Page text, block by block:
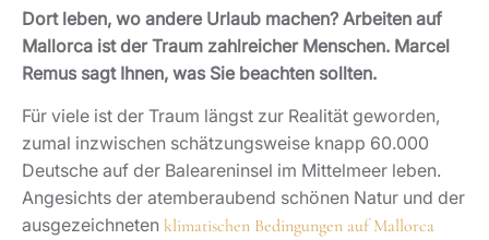
Dort leben, wo andere Urlaub machen? Arbeiten auf
Mallorca ist der Traum zahlreicher Menschen. Marcel
Remus sagt Ihnen, was Sie beachten sollten.
Für viele ist der Traum längst zur Realität geworden,
zumal inzwischen schätzungsweise knapp 60.000
Deutsche auf der Baleareninsel im Mittelmeer leben.
Angesichts der atemberaubend schönen Natur und der
ausgezeichneten klimatischen Bedingungen auf Mallorca